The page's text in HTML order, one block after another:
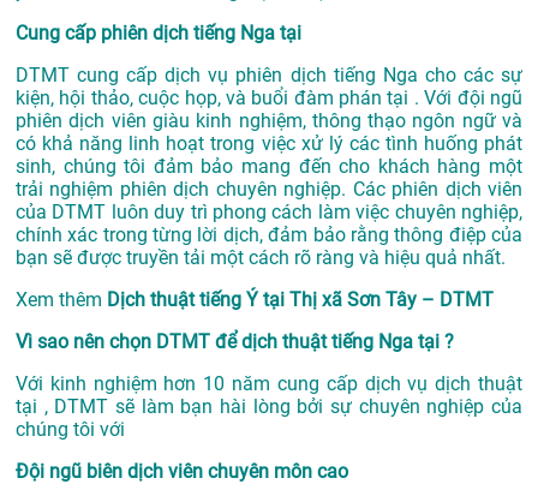
Cung cấp phiên dịch tiếng Nga tại
DTMT cung cấp dịch vụ phiên dịch tiếng Nga cho các sự
kiện, hội thảo, cuộc họp, và buổi đàm phán tại . Với đội ngũ
phiên dịch viên giàu kinh nghiệm, thông thạo ngôn ngữ và
có khả năng linh hoạt trong việc xử lý các tình huống phát
sinh, chúng tôi đảm bảo mang đến cho khách hàng một
trải nghiệm phiên dịch chuyên nghiệp. Các phiên dịch viên
của DTMT luôn duy trì phong cách làm việc chuyên nghiệp,
chính xác trong từng lời dịch, đảm bảo rằng thông điệp của
bạn sẽ được truyền tải một cách rõ ràng và hiệu quả nhất.
Xem thêm Dịch thuật tiếng Ý tại Thị xã Sơn Tây – DTMT
Vì sao nên chọn DTMT để dịch thuật tiếng Nga tại ?
Với kinh nghiệm hơn 10 năm cung cấp dịch vụdịch thuật
tại , DTMT sẽ làm bạn hài lòng bởi sự chuyên nghiệp của
chúng tôi với
Đội ngũ biên dịch viên chuyên môn cao